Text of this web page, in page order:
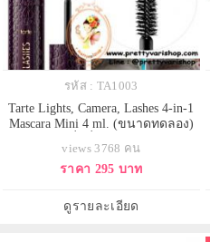
รหัส : TA1003
Tarte Lights, Camera, Lashes 4-in-1
Mascara Mini 4 ml. (ขนาดทดลอง)
คุณสมบัติโดดเด่น 4 ประการไว้ใน
แท่งเดียว ทั้งต่อขนตาให้ยาว เพิ่ม
ขนตาดูโค้งงอนสวย และบำรุงให้
ขนตาแข็งแรงไม่หลุดร่วงได้ง่าย
views 3768 คน
ราคา 295 บาท
ดูรายละเอียด